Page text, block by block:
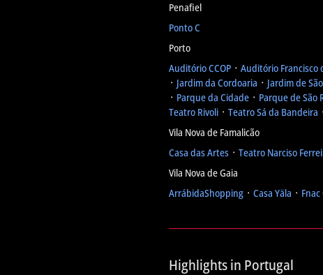
Penafiel
Ponto C
Porto
Auditório CCOP ᛫ Auditório Francisco
᛫ Jardim da Cordoaria ᛫ Jardim de
᛫ Parque da Cidade ᛫ Parque de São
Teatro Rivoli ᛫ Teatro Sá da Bandeira ᛫
Vila Nova de Famalicão
Casa das Artes ᛫ Teatro Narciso
Vila Nova de Gaia
ArrábidaShopping ᛫ Casa Yäla ᛫
Highlights in Portugal